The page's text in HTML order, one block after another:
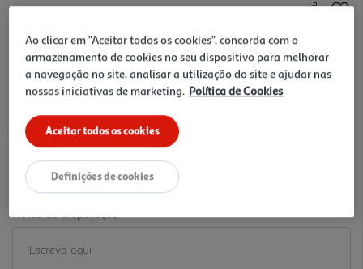
Ref. / EAN:3282779232753
Price reduced from
20,57 €to
15,43 €
de 1/8/2026 a 2/9/2026
Notas de preparação
Ao clicar em "Aceitar todos os cookies", concorda com o
armazenamento de cookies no seu dispositivo para melhorar
a navegação no site, analisar a utilização do site e ajudar nas
nossas iniciativas de marketing. Política de Cookies
Aceitar todos os cookies
Definições de cookies